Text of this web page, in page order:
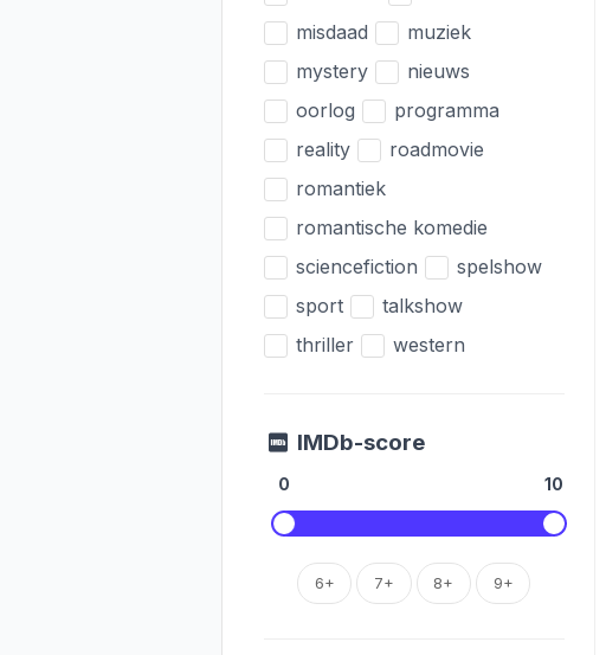
misdaad
muziek
mystery
nieuws
oorlog
programma
reality
roadmovie
romantiek
romantische komedie
sciencefiction
spelshow
sport
talkshow
thriller
western
IMDb-score
0 10
6+ 7+ 8+ 9+